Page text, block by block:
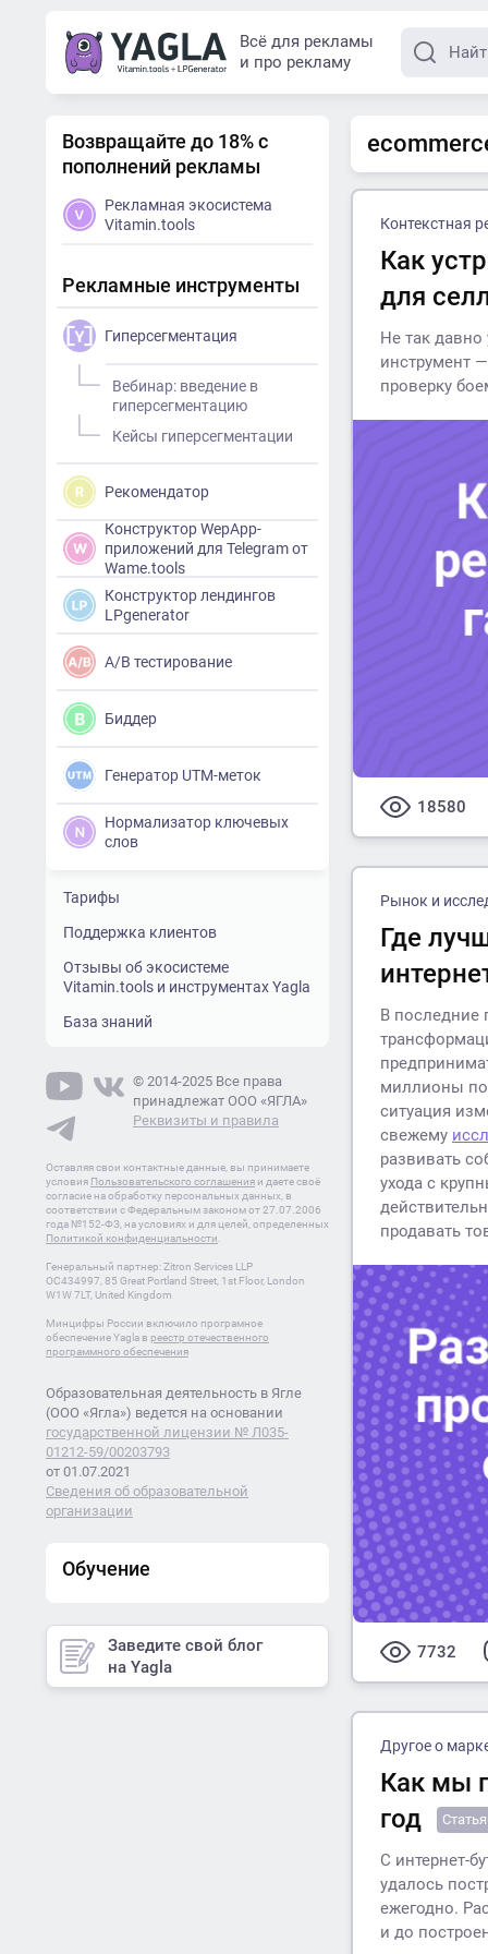
Всё для рекламы
и про рекламу
Контекстная
Как
для
Не так
инструмент
проверку
18580
Рынок и
Где
В последние
миллионы
ситуация
свежему
развивать
ухода с
продавать
7732
Другое о
Как мы
год
Статья
С интернет-
удалось
ежегодно.
и до
Возвращайте до 18% с
пополнений рекламы
Рекламная экосистема
Vitamin.tools
Рекламные инструменты
Гиперсегментация
Вебинар: введение в
гиперсегментацию
Кейсы гиперсегментации
Рекомендатор
Конструктор WepApp-
приложений для Telegram от
Wame.tools
Конструктор лендингов
LPgenerator
A/B тестирование
Биддер
Генератор UTM-меток
Нормализатор ключевых
слов
Тарифы
Поддержка клиентов
Отзывы об экосистеме
Vitamin.tools и инструментах Yagla
База знаний
© 2014-2025 Все права
принадлежат ООО «ЯГЛА»
Реквизиты и правила
Оставляя свои контактные данные, вы принимаете
условия Пользовательского соглашения и даете своё
согласие на обработку персональных данных, в
соответствии с Федеральным законом от 27.07.2006
года №152-ФЗ, на условиях и для целей, определенных
Политикой конфиденциальности
Генеральный партнер: Zitron Services LLP
OC434997, 85 Great Portland Street, 1st Floor, London
W1W 7LT, United Kingdom
Минцифры России включило програмное
обеспечение Yagla в реестр отечественного
программного обеспечения
Образовательная деятельность в Ягле
(ООО «Ягла») ведется на основании
государственной лицензии № Л035-
01212-59/00203793
от 01.07.2021
Сведения об образовательной
организации
Обучение
Заведите свой блог
на Yagla